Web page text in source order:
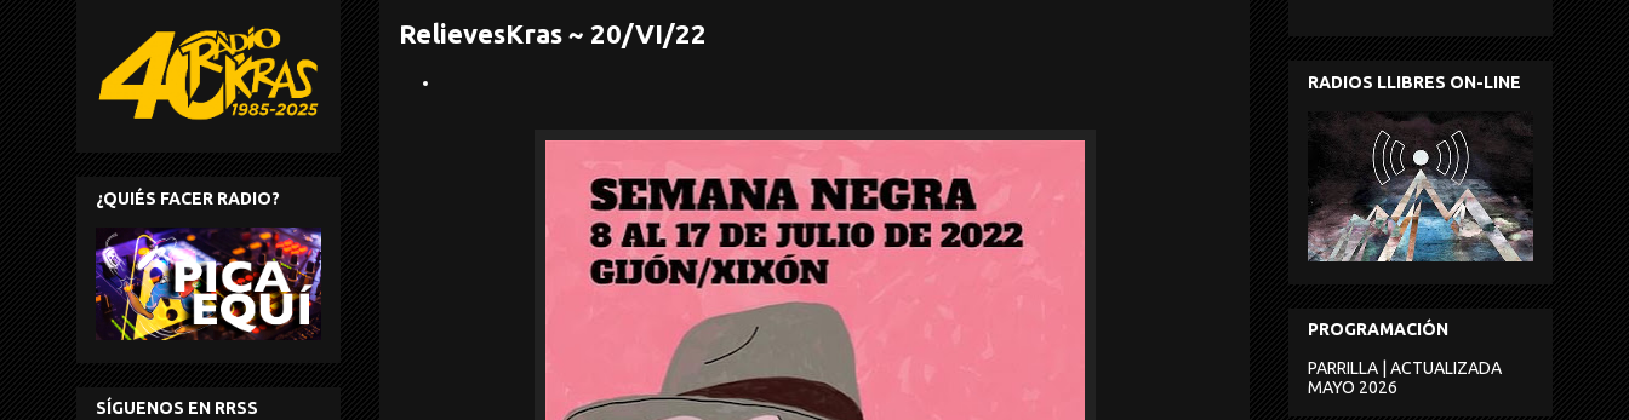
RelievesKras ~ 20/VI/22
¿QUIÉS FACER RADIO?
SÍGUENOS EN RRSS
RADIOS LLIBRES ON-LINE
PROGRAMACIÓN
PARRILLA | ACTUALIZADA
MAYO 2026